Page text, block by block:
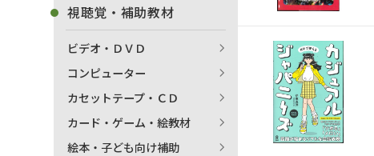
視聴覚・補助教材
ビデオ・ＤＶＤ
コンピューター
カセットテープ・ＣＤ
カード・ゲーム・絵教材
絵本・子ども向け補助